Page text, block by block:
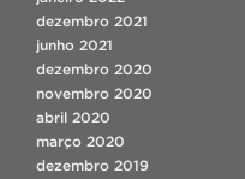
dezembro 2021
junho 2021
dezembro 2020
novembro 2020
abril 2020
março 2020
dezembro 2019